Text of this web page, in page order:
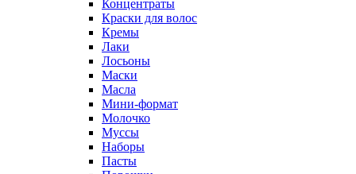
Концентраты
Краски для волос
Кремы
Лаки
Лосьоны
Маски
Масла
Мини-формат
Молочко
Муссы
Наборы
Пасты